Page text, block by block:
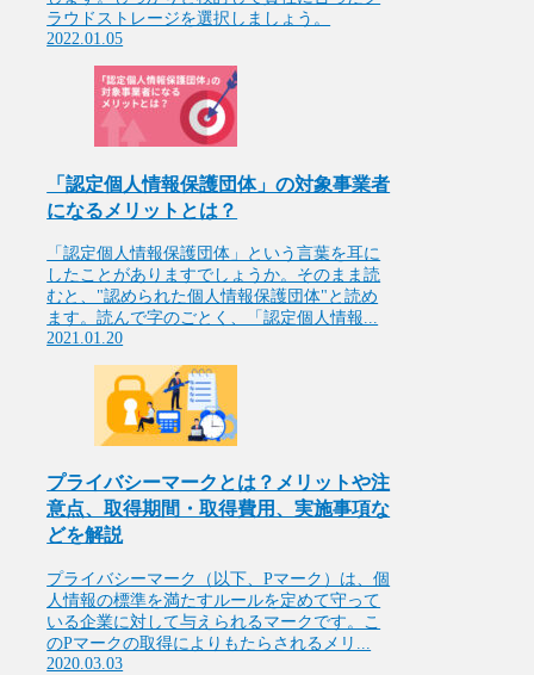
ラウドストレージを選択しましょう。
2022.01.05
「認定個人情報保護団体」の対象事業者
になるメリットとは？
「認定個人情報保護団体」という言葉を耳に
したことがありますでしょうか。そのまま読
むと、"認められた個人情報保護団体"と読め
ます。読んで字のごとく、「認定個人情報...
2021.01.20
プライバシーマークとは？メリットや注
意点、取得期間・取得費用、実施事項な
どを解説
プライバシーマーク（以下、Pマーク）は、個
人情報の標準を満たすルールを定めて守って
いる企業に対して与えられるマークです。こ
のPマークの取得によりもたらされるメリ...
2020.03.03